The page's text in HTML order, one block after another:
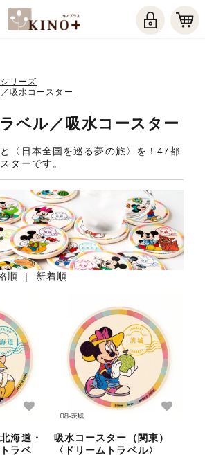
リーズ
吸水コースター
ベル／吸水コースター
〈日本全国を巡る夢の旅〉を！47都
ターです。
順 | 新着順
海道・
ラベ
吸水コースター（関東）
〈ドリームトラベル〉